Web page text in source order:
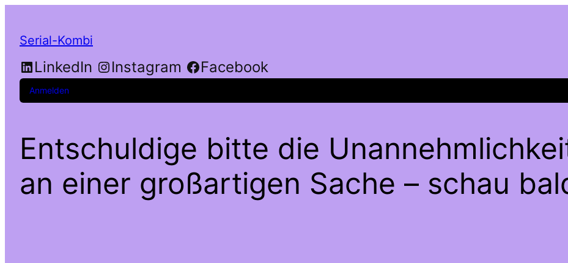
Serial-Kombi
LinkedIn Instagram Facebook
Anmelden
Entschuldige bitte die
an einer großartigen Sache – schau